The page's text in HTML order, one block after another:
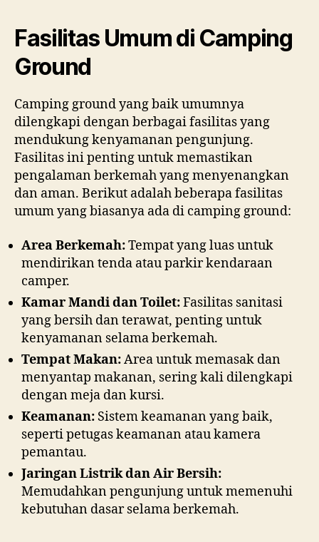
Fasilitas Umum di Camping
Ground
Camping ground yang baik umumnya
dilengkapi dengan berbagai fasilitas yang
mendukung kenyamanan pengunjung.
Fasilitas ini penting untuk memastikan
pengalaman berkemah yang menyenangkan
dan aman. Berikut adalah beberapa fasilitas
umum yang biasanya ada di camping ground:
Area Berkemah:Tempat yang luas untuk
mendirikan tenda atau parkir kendaraan
camper.
Kamar Mandi dan Toilet:Fasilitas sanitasi
yang bersih dan terawat, penting untuk
kenyamanan selama berkemah.
Tempat Makan:Area untuk memasak dan
menyantap makanan, sering kali dilengkapi
dengan meja dan kursi.
Keamanan: Sistem keamanan yang baik,
seperti petugas keamanan atau kamera
pemantau.
Jaringan Listrik dan Air Bersih:
Memudahkan pengunjung untuk memenuhi
kebutuhan dasar selama berkemah.